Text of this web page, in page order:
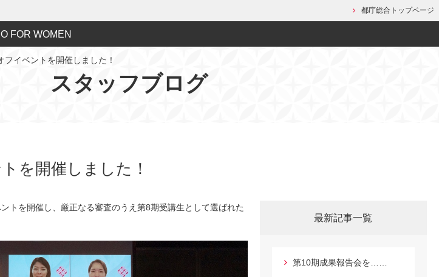
都庁総合トップページ
FOR WOMEN
フイベントを開催しました！
スタッフブログ
を開催しました！
トを開催し、厳正なる審査のうえ第8期受講生として選ばれた
最新記事一覧
第10期成果報告会を……